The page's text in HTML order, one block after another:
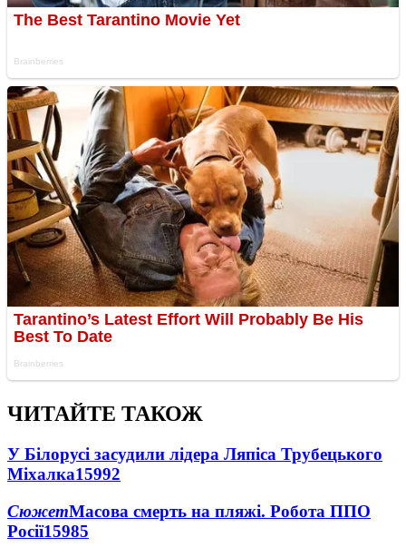
ЧИТАЙТЕ ТАКОЖ
У Білорусі засудили лідера Ляпіса Трубецького
Міхалка15992
СюжетМасова смерть на пляжі. Робота ППО
Росії15985